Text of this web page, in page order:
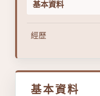
基本資料
經歷
基本資料